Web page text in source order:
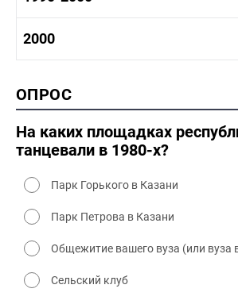
1980-1990 культура
1990-2000 культура
2000
2000 промышленность
2000 культура
ОПРОС
На каких площадках
танцевали в 1980-х?
Парк Горького в Казани
Парк Петрова в Казани
Общежитие вашего вуза (или вуза
Сельский клуб